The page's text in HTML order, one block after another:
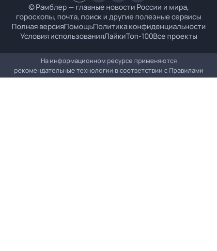
© Рамблер — главные новости России и мира,
гороскопы, почта, поиск и другие полезные сервисы
Полная версияПомощьПолитика конфиденциальности
Условия использованияЛайкиТоп-100Все проекты
На информационном ресурсе применяются
рекомендательные технологии в соответствии с Правилами